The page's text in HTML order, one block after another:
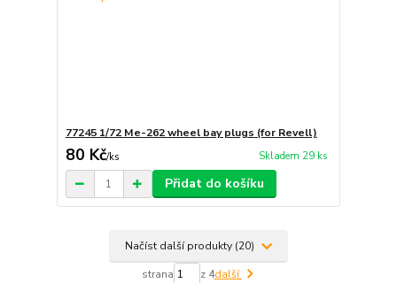
77245 1/72 Me-262 wheel bay plugs (for Revell)
80 Kč/ks Skladem 29 ks
Přidat do košíku
Načíst další produkty (20)
strana z 4další